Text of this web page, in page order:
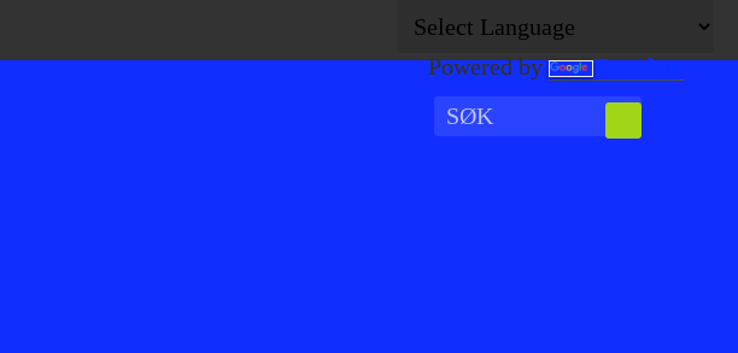
Powered by Translate